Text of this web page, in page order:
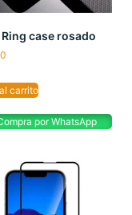
case rosado
carrito
por WhatsApp